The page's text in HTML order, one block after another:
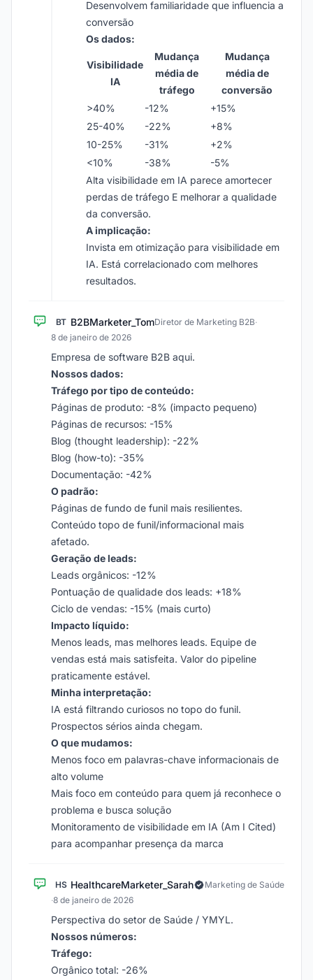
Desenvolvem familiaridade que influencia a
conversão
Os dados:
Visibilidade
IA
Mudança
média de
tráfego
Mudança
média de
conversão
>40%
-12%
+15%
25-40%
-22%
+8%
10-25%
-31%
+2%
<10%
-38%
-5%
Alta visibilidade em IA parece amortecer
perdas de tráfego E melhorar a qualidade
da conversão.
A implicação:
Invista em otimização para visibilidade em
IA. Está correlacionado com melhores
resultados.
BT B2BMarketer_TomDiretor de Marketing B2B·
8 de janeiro de 2026
Empresa de software B2B aqui.
Nossos dados:
Tráfego por tipo de conteúdo:
Páginas de produto: -8% (impacto pequeno)
Páginas de recursos: -15%
Blog (thought leadership): -22%
Blog (how-to): -35%
Documentação: -42%
O padrão:
Páginas de fundo de funil mais resilientes.
Conteúdo topo de funil/informacional mais
afetado.
Geração de leads:
Leads orgânicos: -12%
Pontuação de qualidade dos leads: +18%
Ciclo de vendas: -15% (mais curto)
Impacto líquido:
Menos leads, mas melhores leads. Equipe de
vendas está mais satisfeita. Valor do pipeline
praticamente estável.
Minha interpretação:
IA está filtrando curiosos no topo do funil.
Prospectos sérios ainda chegam.
O que mudamos:
Menos foco em palavras-chave informacionais de
alto volume
Mais foco em conteúdo para quem já reconhece o
problema e busca solução
Monitoramento de visibilidade em IA (Am I Cited)
para acompanhar presença da marca
HS HealthcareMarketer_Sarah
Marketing de Saúde
·8 de janeiro de 2026
Perspectiva do setor de Saúde / YMYL.
Nossos números:
Tráfego:
Orgânico total: -26%